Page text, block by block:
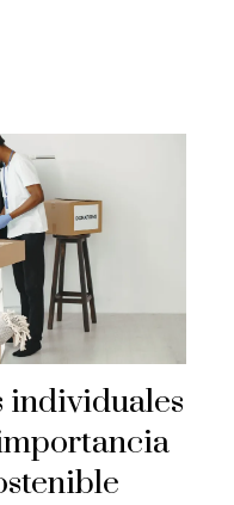
individuales